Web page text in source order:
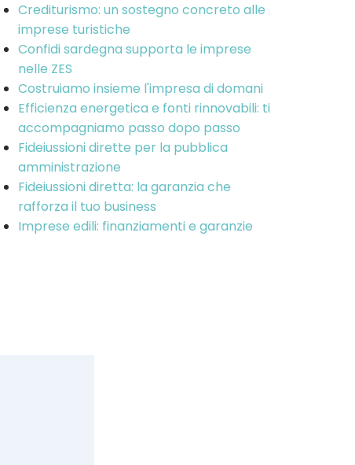
Crediturismo: un sostegno concreto alle
imprese turistiche
Confidi sardegna supporta le imprese
nelle ZES
Costruiamo insieme l'impresa di domani
Efficienza energetica e fonti rinnovabili: ti
accompagniamo passo dopo passo
Fideiussioni dirette per la pubblica
amministrazione
Fideiussioni diretta: la garanzia che
rafforza il tuo business
Imprese edili: finanziamenti e garanzie